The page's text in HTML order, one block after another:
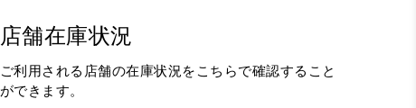
店舗在庫状況
ご利用される店舗の在庫状況をこちらで確認すること
ができます。